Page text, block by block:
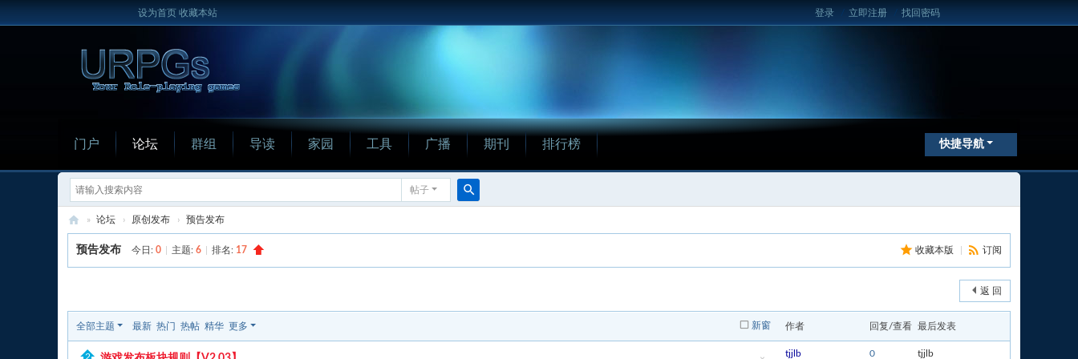
设为首页 收藏本站 登录 / 立即注册 / 找回密码
快捷导航
门户 论坛 群组 导读 家园 工具 广播 期刊 排行榜
帖子
索
U
R
G
» 论坛 › 原创发布 › 预告发布
收藏本版 订阅
预告发布 今日: 0 主题: 6 排名: 17
返 回
新窗
全部主题 最新 热门 热帖 精华 更多 作者 回复/查看 最后发表
tjjlb
0
tjjlb